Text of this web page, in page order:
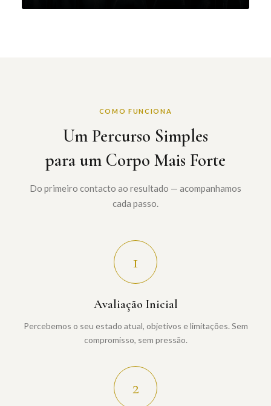
COMO FUNCIONA
Um Percurso Simples
para um Corpo Mais Forte
Do primeiro contacto ao resultado — acompanhamos
cada passo.
1
Avaliação Inicial
Percebemos o seu estado atual, objetivos e limitações. Sem
compromisso, sem pressão.
2